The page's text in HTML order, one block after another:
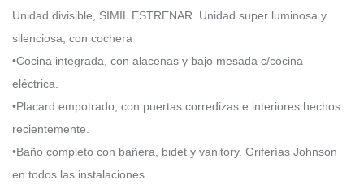
Unidad divisible, SIMIL ESTRENAR. Unidad super luminosa y
silenciosa, con cochera
•Cocina integrada, con alacenas y bajo mesada c/cocina
eléctrica.
•Placard empotrado, con puertas corredizas e interiores hechos
recientemente.
•Baño completo con bañera, bidet y vanitory. Griferías Johnson
en todos las instalaciones.